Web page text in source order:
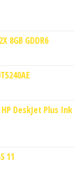
8GB GDDR6
DeskJet Plus Ink
11